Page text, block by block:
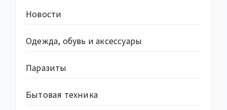
Новости
Одежда, обувь и аксессуары
Паразиты
Бытовая техника